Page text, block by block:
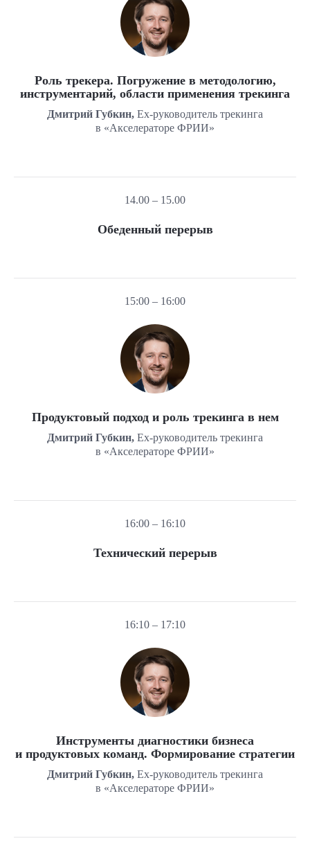
Роль трекера. Погружение в методологию,
инструментарий, области применения трекинга
Дмитрий Губкин, Ex-руководитель трекинга
в «Акселераторе ФРИИ»
14.00 – 15.00
Обеденный перерыв
15:00 – 16:00
Продуктовый подход и роль трекинга в нем
Дмитрий Губкин, Ex-руководитель трекинга
в «Акселераторе ФРИИ»
16:00 – 16:10
Технический перерыв
16:10 – 17:10
Инструменты диагностики бизнеса
и продуктовых команд. Формирование стратегии
Дмитрий Губкин, Ex-руководитель трекинга
в «Акселераторе ФРИИ»